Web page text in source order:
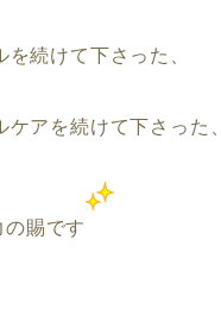
を続けて下さった、
アを続けて下さった、
の賜です